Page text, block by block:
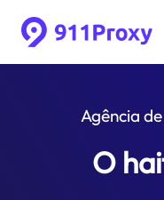
Agência
O